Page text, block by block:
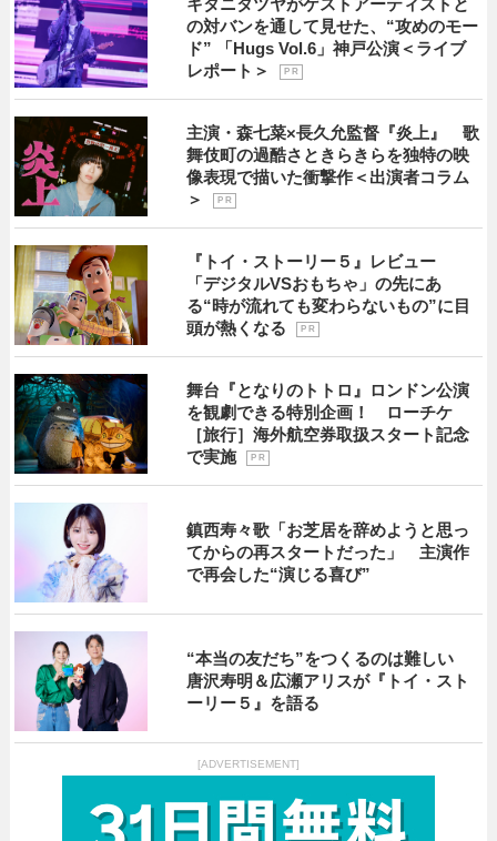
キタニタツヤがゲストアーティストと
の対バンを通して見せた、“攻めのモー
ド” 「Hugs Vol.6」神戸公演＜ライブ
レポート＞
P R
主演・森七菜×長久允監督『炎上』 歌
舞伎町の過酷さときらきらを独特の映
像表現で描いた衝撃作＜出演者コラム
＞
P R
『トイ・ストーリー５』レビュー
「デジタルVSおもちゃ」の先にあ
る“時が流れても変わらないもの”に目
頭が熱くなる
P R
舞台『となりのトトロ』ロンドン公演
を観劇できる特別企画！ ローチケ
［旅行］海外航空券取扱スタート記念
で実施
P R
鎮西寿々歌「お芝居を辞めようと思っ
てからの再スタートだった」 主演作
で再会した“演じる喜び”
“本当の友だち”をつくるのは難しい
唐沢寿明＆広瀬アリスが『トイ・スト
ーリー５』を語る
[ADVERTISEMENT]